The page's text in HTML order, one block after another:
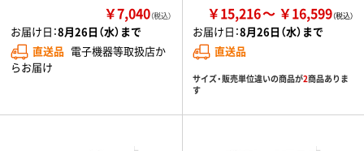
￥7,040（税込）
お届け日：8月26日（水）まで
直送品 電子機器等取扱店か
らお届け
￥15,216 ￥16,599
お届け日：8月26日（水）まで
直送品
サイズ・販売単位違いの商品が2商品ありま
す